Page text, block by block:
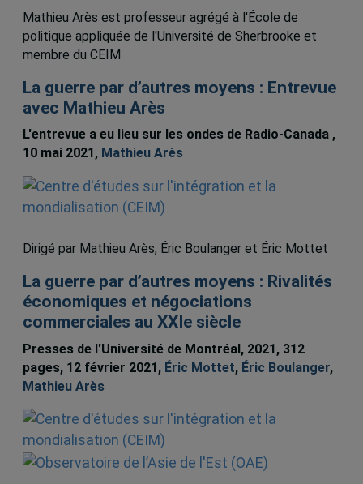
Mathieu Arès est professeur agrégé à l'École de
politique appliquée de l'Université de Sherbrooke et
membre du CEIM
La guerre par d’autres moyens : Entrevue
avec Mathieu Arès
L'entrevue a eu lieu sur les ondes de Radio-Canada ,
10 mai 2021, Mathieu Arès
Dirigé par Mathieu Arès, Éric Boulanger et Éric Mottet
La guerre par d’autres moyens : Rivalités
économiques et négociations
commerciales au XXIe siècle
Presses de l'Université de Montréal, 2021, 312
pages, 12 février 2021, Éric Mottet, Éric Boulanger,
Mathieu Arès